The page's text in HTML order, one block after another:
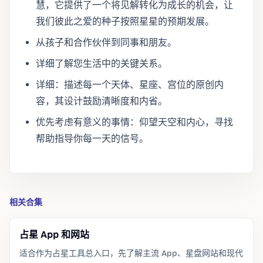
慧，它提供了一个将见解转化为成长的机会，让
我们彼此之爱的种子按照星星的预期发展。
从孩子和合作伙伴到同事和朋友。
详细了解您生活中的关键关系。
详细：描述每一个天体、星座、宫位的原创内
容，其设计鼓励清晰度和内省。
优先考虑有意义的事情：仰望天空和内心，寻找
帮助指导你每一天的信号。
相关合集
占星 App 和网站
适合作为占星工具总入口，先了解主流 App、星盘网站和现代